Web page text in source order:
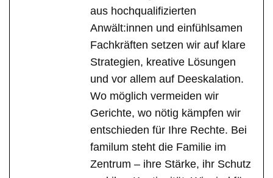
aus hochqualifizierten
Anwält:innen und einfühlsamen
Fachkräften setzen wir auf klare
Strategien, kreative Lösungen
und vor allem auf Deeskalation.
Wo möglich vermeiden wir
Gerichte, wo nötig kämpfen wir
entschieden für Ihre Rechte. Bei
familum steht die Familie im
Zentrum – ihre Stärke, ihr Schutz